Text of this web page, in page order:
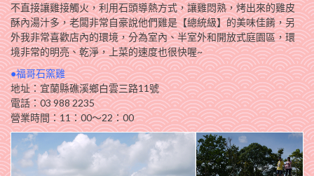
不直接讓雞接觸火，利用石頭導熱方式，讓雞悶熟，烤出來的雞皮
酥內湯汁多，老闆非常自豪說他們雞是【總統級】的美味佳餚，另
外我非常喜歡店內的環境，分為室內、半室外和開放式庭園區，環
境非常的明亮、乾淨，上菜的速度也很快喔~
●福哥石窯雞
地址：宜蘭縣礁溪鄉白雲三路11號
電話：03 988 2235
營業時間：11：00～22：00